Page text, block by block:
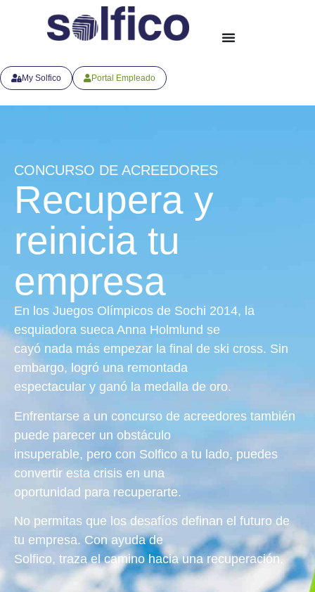
My Solfico Portal Empleado
CONCURSO DE ACREEDORES
Recupera y
reinicia tu
empresa
En los Juegos Olímpicos de Sochi 2014, la
esquiadora sueca Anna Holmlund se
cayó nada más empezar la final de ski cross. Sin
embargo, logró una remontada
espectacular y ganó la medalla de oro.
Enfrentarse a un concurso de acreedores también
puede parecer un obstáculo
insuperable, pero con Solfico a tu lado, puedes
convertir esta crisis en una
oportunidad para recuperarte.
No permitas que los desafíos definan el futuro de
tu empresa. Con ayuda de
Solfico, traza el camino hacia una recuperación.